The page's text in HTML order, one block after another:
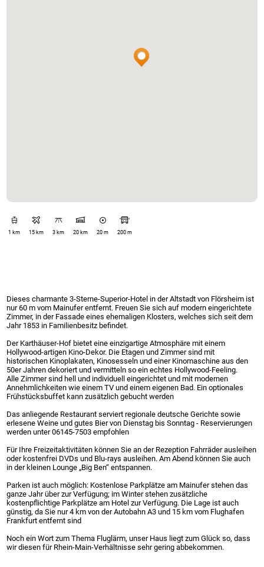
1 km 15 km 3 km 20 km 20 m 200 m
Dieses charmante 3-Sterne-Superior-Hotel in der Altstadt von Flörsheim ist
nur 60 m vom Mainufer entfernt. Freuen Sie sich auf modern eingerichtete
Zimmer, in der Fassade eines ehemaligen Klosters, welches sich seit dem
Jahr 1853 in Familienbesitz befindet.
Der Karthäuser-Hof bietet eine einzigartige Atmosphäre mit einem
Hollywood-artigen Kino-Dekor. Die Etagen und Zimmer sind mit
historischen Kinoplakaten, Kinosesseln und einer Kinomaschine aus den
50er Jahren dekoriert und vermitteln so ein echtes Hollywood-Feeling.
Alle Zimmer sind hell und individuell eingerichtet und mit modernen
Annehmlichkeiten wie einem TV und einem eigenen Bad. Ein optionales
Frühstücksbuffet kann zusätzlich gebucht werden
Das anliegende Restaurant serviert regionale deutsche Gerichte sowie
erlesene Weine und gutes Bier von Dienstag bis Sonntag - Reservierungen
werden unter 06145-7503 empfohlen
Für Ihre Freizeitaktivitäten können Sie an der Rezeption Fahrräder ausleihen
oder kostenfrei DVDs und Blu-rays ausleihen. Am Abend können Sie auch
in der kleinen Lounge „Big Ben“ entspannen.
Parken ist auch möglich: Kostenlose Parkplätze am Mainufer stehen das
ganze Jahr über zur Verfügung; im Winter stehen zusätzliche
kostenpflichtige Parkplätze am Hotel zur Verfügung. Die Lage ist auch
günstig, da Sie nur 4 km von der Autobahn A3 und 15 km vom Flughafen
Frankfurt entfernt sind
Noch ein Wort zum Thema Fluglärm, unser Haus liegt zum Glück so, dass
wir diesen für Rhein-Main-Verhältnisse sehr gering abbekommen.